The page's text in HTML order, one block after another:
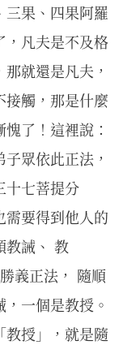
三果、四果阿羅
，凡夫是不及格
就還是凡夫，
接觸，那是什麼
了！這裡說：
眾依此正法，
十七菩提分
需要得到他人的
教誡、 教
義正法， 隨順
一個是教授。
教授」，就是隨